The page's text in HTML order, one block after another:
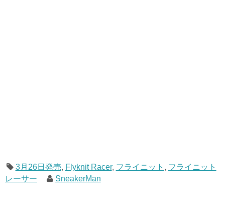
3月26日発売, Flyknit Racer, フライニット , フライニット
レーサー
SneakerMan